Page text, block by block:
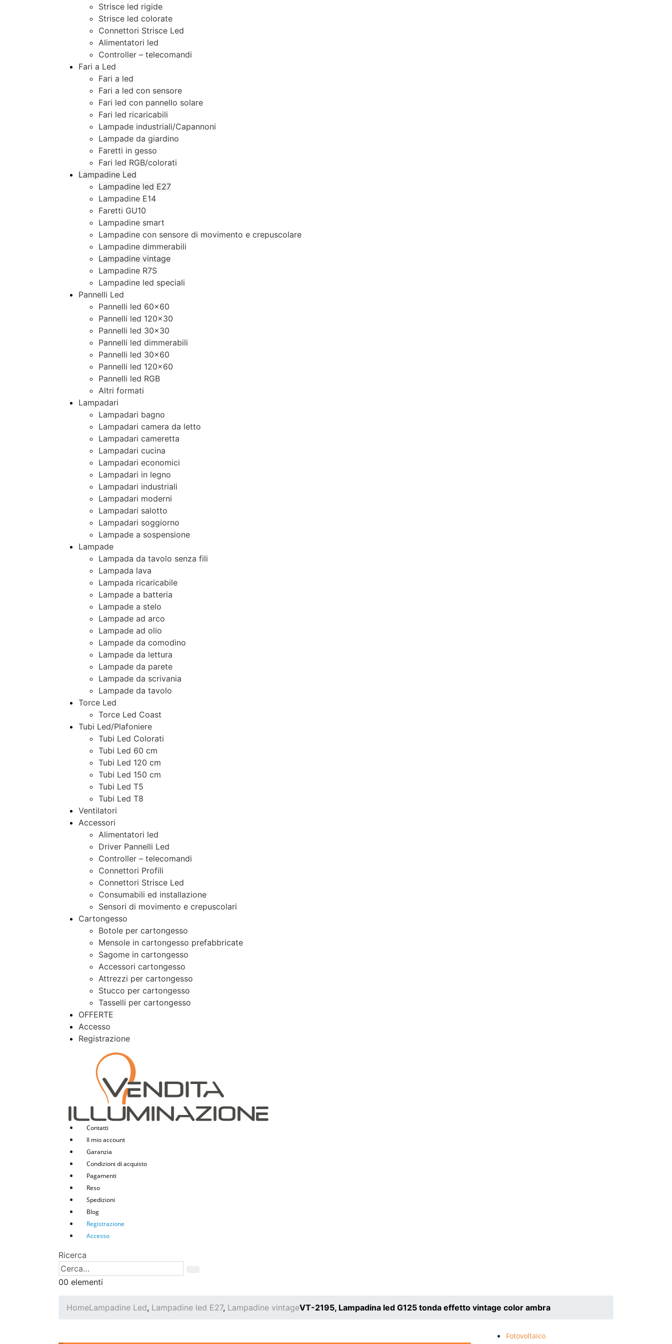
Strisce led rigide
Strisce led colorate
Connettori Strisce Led
Alimentatori led
Controller – telecomandi
Fari a Led
Fari a led
Fari a led con sensore
Fari led con pannello solare
Fari led ricaricabili
Lampade industriali/Capannoni
Lampade da giardino
Faretti in gesso
Fari led RGB/colorati
Lampadine Led
Lampadine led E27
Lampadine E14
Faretti GU10
Lampadine smart
Lampadine con sensore di movimento e crepuscolare
Lampadine dimmerabili
Lampadine vintage
Lampadine R7S
Lampadine led speciali
Pannelli Led
Pannelli led 60×60
Pannelli led 120×30
Pannelli led 30×30
Pannelli led dimmerabili
Pannelli led 30×60
Pannelli led 120×60
Pannelli led RGB
Altri formati
Lampadari
Lampadari bagno
Lampadari camera da letto
Lampadari cameretta
Lampadari cucina
Lampadari economici
Lampadari in legno
Lampadari industriali
Lampadari moderni
Lampadari salotto
Lampadari soggiorno
Lampade a sospensione
Lampade
Lampada da tavolo senza fili
Lampada lava
Lampada ricaricabile
Lampade a batteria
Lampade a stelo
Lampade ad arco
Lampade ad olio
Lampade da comodino
Lampade da lettura
Lampade da parete
Lampade da scrivania
Lampade da tavolo
Torce Led
Torce Led Coast
Tubi Led/Plafoniere
Tubi Led Colorati
Tubi Led 60 cm
Tubi Led 120 cm
Tubi Led 150 cm
Tubi Led T5
Tubi Led T8
Ventilatori
Accessori
Alimentatori led
Driver Pannelli Led
Controller – telecomandi
Connettori Profili
Connettori Strisce Led
Consumabili ed installazione
Sensori di movimento e crepuscolari
Cartongesso
Botole per cartongesso
Mensole in cartongesso prefabbricate
Sagome in cartongesso
Accessori cartongesso
Attrezzi per cartongesso
Stucco per cartongesso
Tasselli per cartongesso
OFFERTE
Accesso
Registrazione
Contatti
Il mio account
Garanzia
Condizioni di acquisto
Pagamenti
Reso
Spedizioni
Blog
Registrazione
Accesso
Ricerca
00 elementi
HomeLampadine Led, Lampadine led E27, Lampadine vintageVT-2195, Lampadina led G125 tonda effetto vintage color ambra
Fotovoltaico